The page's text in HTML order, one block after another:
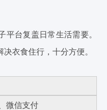
平台复盖日常生活需要。
衣食住行，十分方便。
微信支付